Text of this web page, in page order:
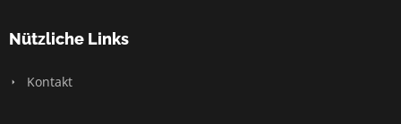
Nützliche Links
Kontakt